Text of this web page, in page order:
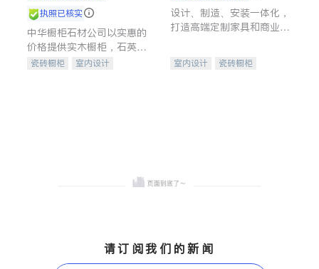
执照已核实
中华橱柜石材公司以实惠的
价格提供实木橱柜，石英石
台面，多种优质不锈钢水
瓷砖橱柜
室内设计
设计、制造、安装一体化，
打造高端定制家具和商业空
室内设计
瓷砖橱柜
请订阅我们的新闻